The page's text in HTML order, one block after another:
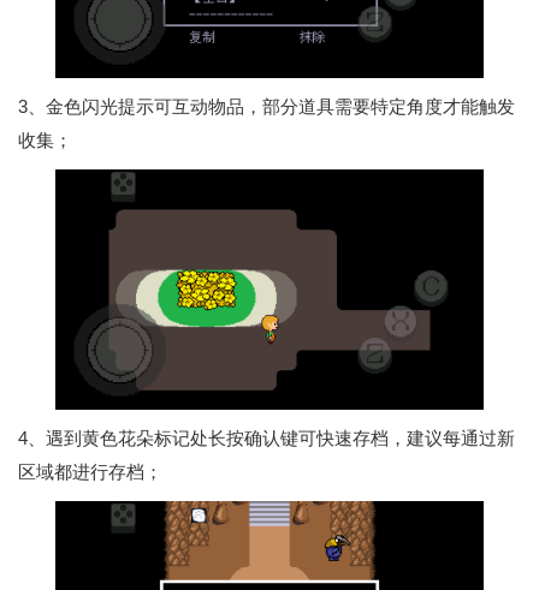
3、金色闪光提示可互动物品，部分道具需要特定角度才能触发
收集；
4、遇到黄色花朵标记处长按确认键可快速存档，建议每通过新
区域都进行存档；